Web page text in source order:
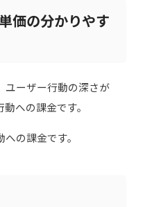
価の分かりやす
ユーザー行動の深さが
への課金です。
の課金です。